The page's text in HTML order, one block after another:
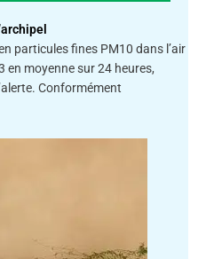
particules fines PM10 dans l’air
en moyenne sur 24 heures,
Conformément